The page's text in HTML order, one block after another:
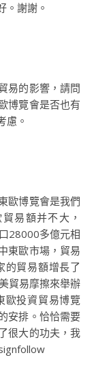
。謝謝。
易的影響，請問
博覽會是否也有
慮。
歐博覽會是我們
易額并不大，
28000多億元相
東歐市場，貿易
的貿易額增長了
貿易摩擦來舉辦
歐投資貿易博覽
安排。恰恰需要
很大的功夫，我